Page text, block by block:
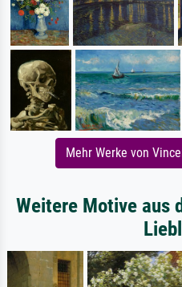
Mehr Werke von
Weitere Motive aus